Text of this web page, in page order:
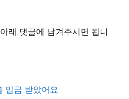
래 댓글에 남겨주시면 됩니
입금 받았어요